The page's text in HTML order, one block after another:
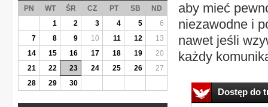
aby mieć
niezawodne i
nawet jeśli
każdy
Dostęp do
PN WT ŚR CZ PT SB
ND
1
2 3 4 5
6
7
8 9 10 11 12
13
14
15 16 17 18 19
20
21
22 23 24 25 26
27
28
29 30